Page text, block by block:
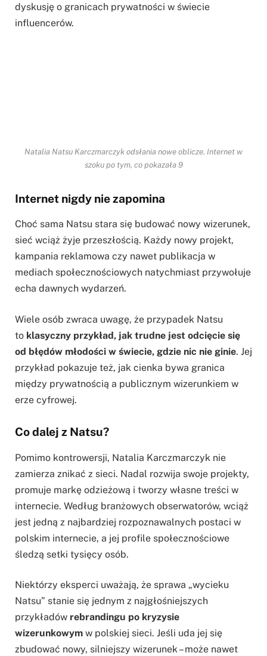
dyskusję o granicach prywatności w świecie
influencerów.
Natalia Natsu Karczmarczyk odsłania nowe oblicze. Internet w
szoku po tym, co pokazała 9
Internet nigdy nie zapomina
Choć sama Natsu stara się budować nowy wizerunek,
sieć wciąż żyje przeszłością. Każdy nowy projekt,
kampania reklamowa czy nawet publikacja w
mediach społecznościowych natychmiast przywołuje
echa dawnych wydarzeń.
Wiele osób zwraca uwagę, że przypadek Natsu
to klasyczny przykład, jak trudne jest odcięcie się
od błędów młodości w świecie, gdzie nic nie ginie. Jej
przykład pokazuje też, jak cienka bywa granica
między prywatnością a publicznym wizerunkiem w
erze cyfrowej.
Co dalej z Natsu?
Pomimo kontrowersji, Natalia Karczmarczyk nie
zamierza znikać z sieci. Nadal rozwija swoje projekty,
promuje markę odzieżową i tworzy własne treści w
internecie. Według branżowych obserwatorów, wciąż
jest jedną z najbardziej rozpoznawalnych postaci w
polskim internecie, a jej profile społecznościowe
śledzą setki tysięcy osób.
Niektórzy eksperci uważają, że sprawa „wycieku
Natsu” stanie się jednym z najgłośniejszych
przykładów rebrandingu po kryzysie
wizerunkowym w polskiej sieci. Jeśli uda jej się
zbudować nowy, silniejszy wizerunek – może nawet